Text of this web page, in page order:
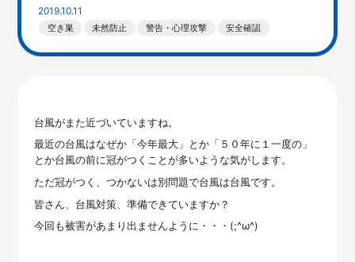
2019.10.11
空き巣 未然防止 警告・心理攻撃 安全確認
台風がまた近づいていますね。
最近の台風はなぜか「今年最大」とか「５０年に１一度の」
とか台風の前に冠がつくことが多いような気がします。
ただ冠がつく、つかないは別問題で台風は台風です。
皆さん、台風対策、準備できていますか？
今回も被害があまり出ませんように・・・(;^ω^)